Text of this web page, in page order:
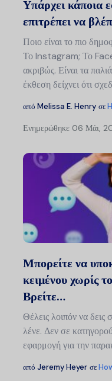
Υπάρχει κάποια
επιτρέπει να
Ποιο είναι το πιο
Το Instagram; Το
ακριβώς. Είναι τα
έκθεση δείχνει ότι
από Melissa E. Henry σε
Ενημερώθηκε 06 Μάι,
Μπορείτε να
κειμένου χωρίς
Βρείτε…
Θέλεις λοιπόν να δεις
λένε. Δεν σε
εφαρμογή για την
από Jeremy Heyer σε